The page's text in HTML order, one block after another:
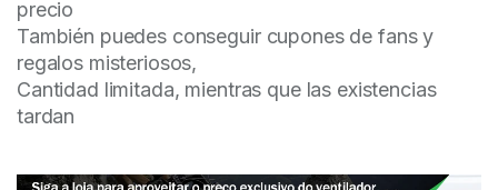
precio
También puedes conseguir cupones de fans y
regalos misteriosos,
Cantidad limitada, mientras que las existencias
tardan